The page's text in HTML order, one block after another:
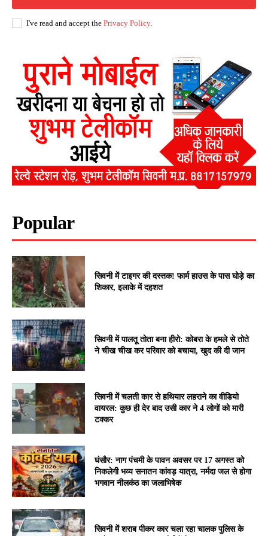
I've read and accept the Privacy Policy.
Popular
सिवनी में टाइगर की दस्तक! फार्म हाउस के पास घोड़े का
शिकार, इलाके में दहशत
सिवनी में पालतू तोता बना हीरो: कोबरा के हमले से तोते
ने चीख चीख कर परिवार को बचाया, खुद की दी जान
सिवनी में चलती कार से हथियार लहराने का वीडियो
वायरल: कुछ ही देर बाद उसी कार ने 4 लोगों को मारी
टक्कर
घंसौर: नाग पंचमी के पावन अवसर पर 17 अगस्त को
निकलेगी भव्य सनातन कांवड़ यात्रा, नर्मदा जल से होगा
भगवान नीलकंठ का जलाभिषेक
सिवनी में शराब पीकर कार चला रहा चालक पुलिस के